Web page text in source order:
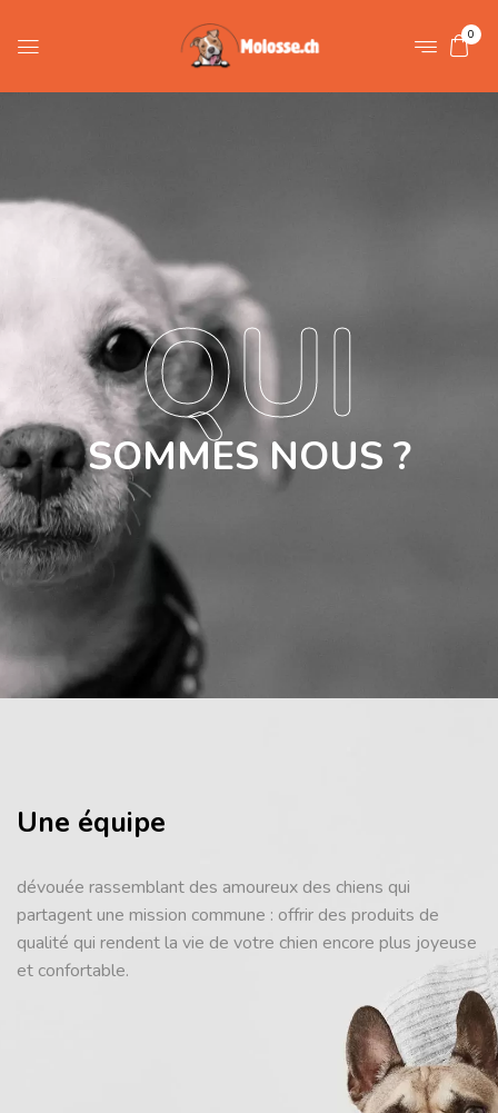
0
QUI
SOMMES NOUS ?
Une équipe
dévouée rassemblant des amoureux des chiens qui
partagent une mission commune : offrir des produits de
qualité qui rendent la vie de votre chien encore plus joyeuse
et confortable.